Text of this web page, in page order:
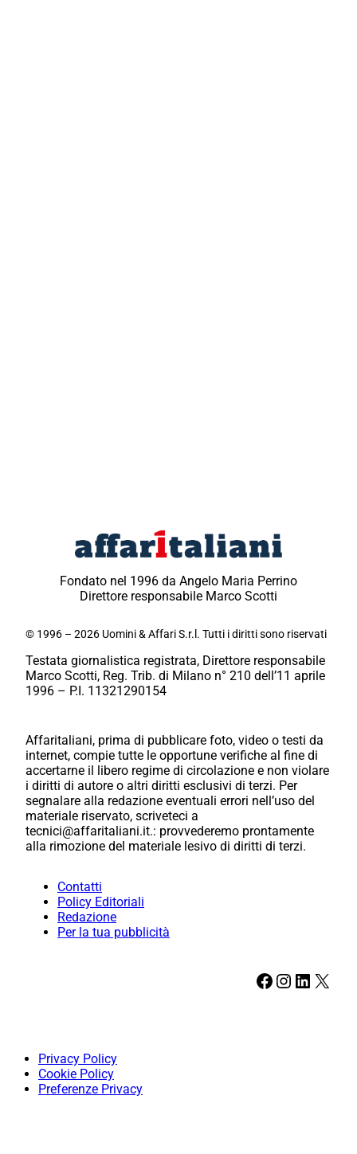
Fondato nel 1996 da Angelo Maria Perrino
Direttore responsabile Marco Scotti
© 1996 – 2026 Uomini & Affari S.r.l. Tutti i diritti sono riservati
Testata giornalistica registrata, Direttore responsabile
Marco Scotti, Reg. Trib. di Milano n° 210 dell’11 aprile
1996 – P.I. 11321290154
Affaritaliani, prima di pubblicare foto, video o testi da
internet, compie tutte le opportune verifiche al fine di
accertarne il libero regime di circolazione e non violare
i diritti di autore o altri diritti esclusivi di terzi. Per
segnalare alla redazione eventuali errori nell’uso del
materiale riservato, scriveteci a
tecnici@affaritaliani.it.: provvederemo prontamente
alla rimozione del materiale lesivo di diritti di terzi.
Contatti
Policy Editoriali
Redazione
Per la tua pubblicità
Facebook Instagram LinkedIn X
Privacy Policy
Cookie Policy
Preferenze Privacy